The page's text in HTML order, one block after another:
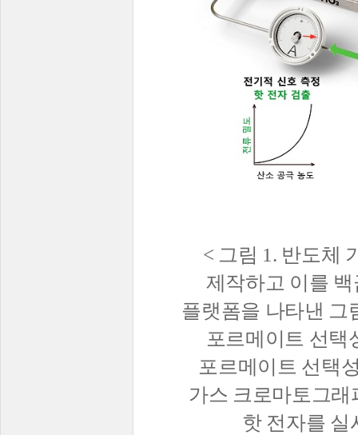
< 그림 1. 반도체
제작하고 이를
플랫폼을 나타낸 그
포르메이트 선택
포르메이트 선택
가스 크로마토그
핫 전자를 실